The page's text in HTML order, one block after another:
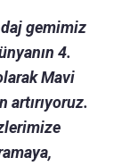
gemimiz
4.
Mavi
artırıyoruz.